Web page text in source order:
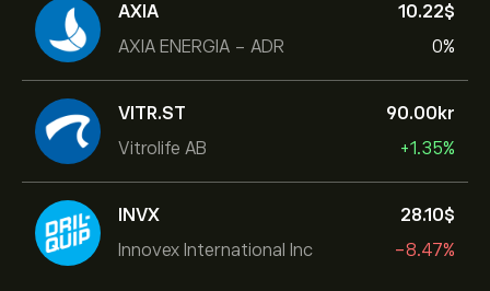
AXIA
AXIA ENERGIA - ADR
10.22‎$‎
0%
VITR.ST
Vitrolife AB
90.00‎kr‎
+1.35%
INVX
Innovex International Inc
28.10‎$‎
-8.47%